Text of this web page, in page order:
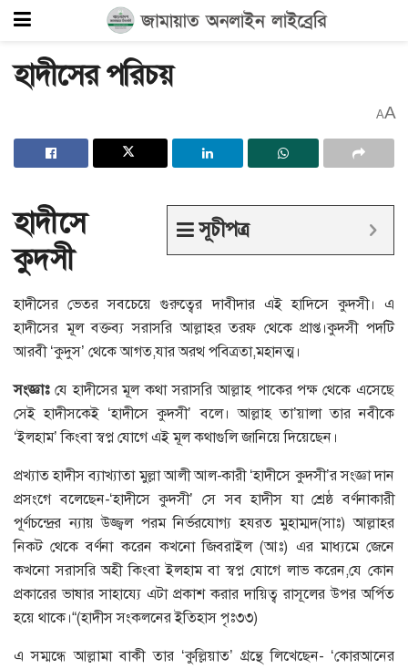
হাদীসের পরিচয়
AA
সূচীপত্র
হাদীসে
কুদসী
হাদীসের ভেতর সবচেয়ে গুরুত্বের দাবীদার এই হাদিসে কুদসী। এ
হাদীসের মূল বক্তব্য সরাসরি আল্লাহর তরফ থেকে প্রাপ্ত।কুদসী পদটি
আরবী ‘কুদুস’ থেকে আগত,যার অরত্থ পবিত্রতা,মহানত্ম।
সংজ্ঞাঃযে হাদীসের মূল কথা সরাসরি আল্লাহ পাকের পক্ষ থেকে এসেছে
সেই হাদীসকেই ‘হাদীসে কুদসী’ বলে। আল্লাহ তা’য়ালা তার নবীকে
‘ইলহাম’ কিংবা স্বপ্ন যোগে এই মূল কথাগুলি জানিয়ে দিয়েছেন।
প্রখ্যাত হাদীস ব্যাখ্যাতা মুল্লা আলী আল-কারী ‘হাদীসে কুদসী’র সংজ্ঞা দান
প্রসংগে বলেছেন-‘হাদীসে কুদসী’ সে সব হাদীস যা শ্রেষ্ঠ বর্ণনাকারী
পূর্ণচন্দ্রের ন্যায় উজ্জ্বল পরম নির্ভরযোগ্য হযরত মুহাম্মদ(সাঃ) আল্লাহর
নিকট থেকে বর্ণনা করেন কখনো জিবরাইল (আঃ) এর মাধ্যমে জেনে
কখনো সরাসরি অহী কিংবা ইলহাম বা স্বপ্ন যোগে লাভ করেন,যে কোন
প্রকারের ভাষার সাহায্যে এটা প্রকাশ করার দায়িত্ব রাসূলের উপর অর্পিত
হয়ে থাকে।“(হাদীস সংকলনের ইতিহাস পৃঃ৩৩)
এ সম্মন্ধে আল্লামা বাকী তার ‘কুল্লিয়াত’ গ্রন্থে লিখেছেন- ‘কোরআনের